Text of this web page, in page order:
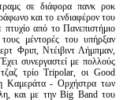
σε διάφορα πανκ ροκ
και το ενδιαφέρον του
από το Πανεπιστήμιο
μέντορές του υπήρξαν
Φριπ, Ντέιβιντ Λήμπμαν,
συνεργαστεί με πολλούς
τρίο Tripolar, οι Good
Καμεράτα - Ορχήστρα των
και με την Big Band του